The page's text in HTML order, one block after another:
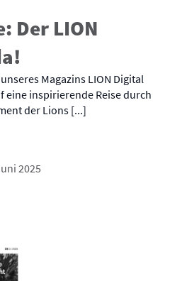
Der LION
Magazins LION Digital
eine inspirierende Reise durch
der Lions [...]
2025